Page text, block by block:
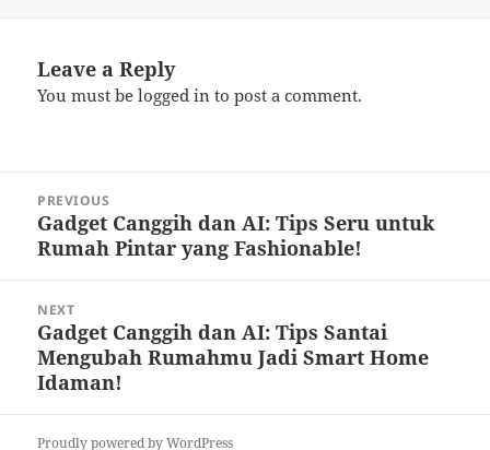
Leave a Reply
You must belogged in to post a comment.
navigation
PREVIOUS
Previous
post:
Gadget Canggih dan AI: Tips Seru untuk
Rumah Pintar yang Fashionable!
NEXT
Next
post:
Gadget Canggih dan AI: Tips Santai
Mengubah Rumahmu Jadi Smart Home
Idaman!
Proudly powered by WordPress